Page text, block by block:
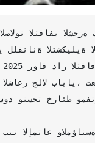
بأكودة بالشراكة
الحاج
أكودة حفل
بمناخات
تعكس إحساسا
في جملة من